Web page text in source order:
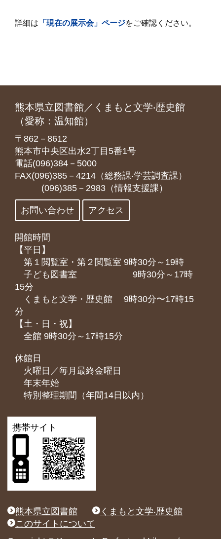
詳細は 「現在の展示会」ページをご確認ください。
熊本県立図書館／くまもと文学‧歴史館
（愛称：温知館）
〒862－8612
熊本市中央区出水2丁目5番1号
電話(096)384－5000
FAX(096)385－4214（総務課‧学芸調査課）
(096)385－2983（情報支援課）
お問い合わせ アクセス
開館時間
【平日】
第１閲覧室・第２閲覧室 9時30分～19時
子ども図書室 9時30分～17時
15分
くまもと⽂学・歴史館 9時30分〜17時15
分
【土・日・祝】
全館 9時30分～17時15分
休館日
火曜日／毎月最終金曜日
年末年始
特別整理期間（年間14日以内）
携帯サイト
熊本県立図書館
くまもと文学‧歴史館
このサイトについて